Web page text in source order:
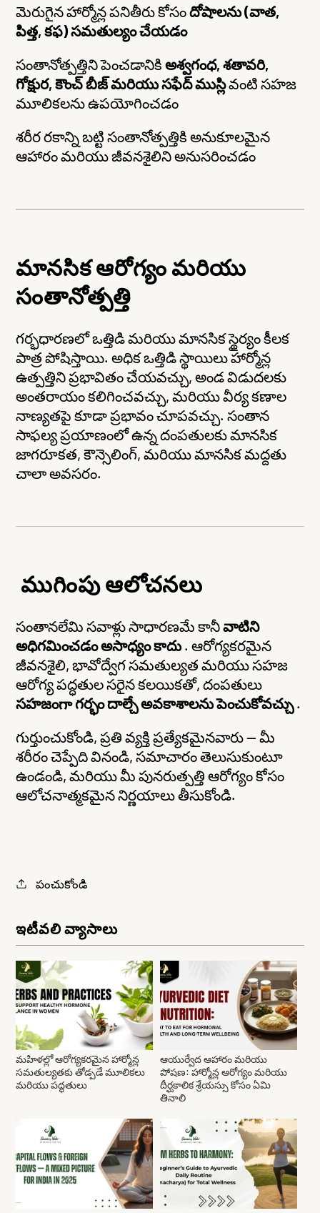
కంటెంట్‌కు
వెళ్లండి
మెరుగైన హార్మోన్ల పనితీరు కోసందోషాలను (వాత,
పిత్త, కఫ) సమతుల్యం చేయడం
సంతానోత్పత్తిని పెంచడానికిఅశ్వగంధ, శతావరి,
గోక్షుర, కౌంచ్ బీజ్ మరియు సఫేద్ ముస్లివంటి సహజ
మూలికలను ఉపయోగించడం
శరీర రకాన్ని బట్టి సంతానోత్పత్తికి అనుకూలమైన
ఆహారం మరియు జీవనశైలిని అనుసరించడం
మానసిక ఆరోగ్యం మరియు
సంతానోత్పత్తి
గర్భధారణలో ఒత్తిడి మరియు మానసిక స్థైర్యం కీలక
పాత్ర పోషిస్తాయి. అధిక ఒత్తిడి స్థాయిలు హార్మోన్ల
ఉత్పత్తిని ప్రభావితం చేయవచ్చు, అండ విడుదలకు
అంతరాయం కలిగించవచ్చు, మరియు వీర్య కణాల
నాణ్యతపై కూడా ప్రభావం చూపవచ్చు. సంతాన
సాఫల్య ప్రయాణంలో ఉన్న దంపతులకు మానసిక
జాగరూకత, కౌన్సెలింగ్, మరియు మానసిక మద్దతు
చాలా అవసరం.
ముగింపు ఆలోచనలు
సంతానలేమి సవాళ్లు సాధారణమే కానీవాటిని
అధిగమించడం అసాధ్యం కాదు. ఆరోగ్యకరమైన
జీవనశైలి, భావోద్వేగ సమతుల్యత మరియు సహజ
ఆరోగ్య పద్ధతుల సరైన కలయికతో, దంపతులు
సహజంగా గర్భం దాల్చే అవకాశాలను పెంచుకోవచ్చు.
గుర్తుంచుకోండి, ప్రతి వ్యక్తి ప్రత్యేకమైనవారు — మీ
శరీరం చెప్పేది వినండి, సమాచారం తెలుసుకుంటూ
ఉండండి, మరియు మీ పునరుత్పత్తి ఆరోగ్యం కోసం
ఆలోచనాత్మకమైన నిర్ణయాలు తీసుకోండి.
పంచుకోండి
ఇటీవలి వ్యాసాలు
మహిళల్లో ఆరోగ్యకరమైన హార్మోన్ల
సమతుల్యతకు తోడ్పడే మూలికలు
మరియు పద్ధతులు
ఆయుర్వేద ఆహారం మరియు
పోషణ: హార్మోన్ల ఆరోగ్యం మరియు
దీర్ఘకాలిక శ్రేయస్సు కోసం ఏమి
తినాలి